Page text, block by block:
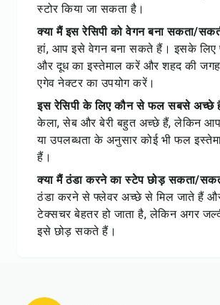
स्टोर किया जा सकता है।
क्या मैं इस रेसिपी को वेगन बना सकता/
हां, आप इसे वेगन बना सकते हैं। इसके लिए
और दूध का इस्तेमाल करें और शहद की जगह
एगेव नेक्टर का उपयोग करें।
इस रेसिपी के लिए कौन से फल सबसे अच्छे
केला, सेब और बेरी बहुत अच्छे हैं, लेकिन
या उपलब्धता के अनुसार कोई भी फल
हैं।
क्या मैं ठंडा करने का स्टेप छोड़ सकता/
ठंडा करने से फ्लेवर अच्छे से मिल जाते हैं
टेक्सचर बेहतर हो जाता है, लेकिन अगर
इसे छोड़ सकते हैं।